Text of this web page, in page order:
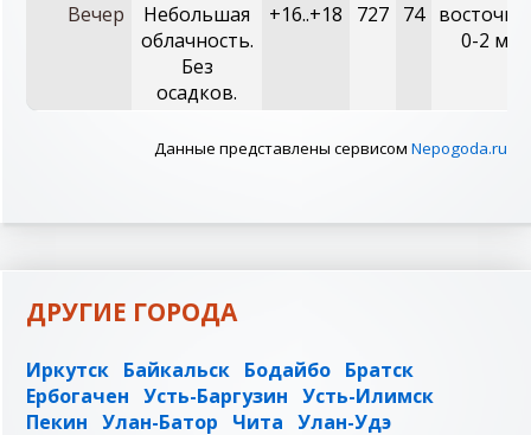
Вечер
Небольшая
облачность.
Без
осадков.
+16..+18 727 74
0-2 м/с
Данные представлены сервисом Nepogoda.ru
ДРУГИЕ ГОРОДА
Иркутск Байкальск Бодайбо Братск
Ербогачен Усть-Баргузин Усть-Илимск
Пекин Улан-Батор Чита Улан-Удэ